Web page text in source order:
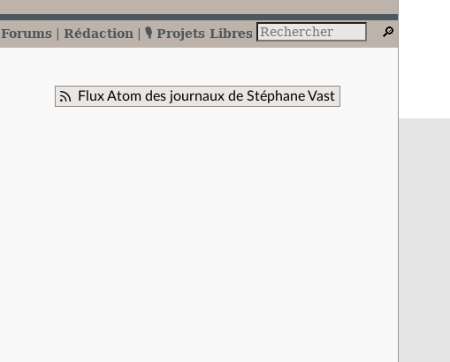
Forums Rédaction 🎙️ Projets Libres
Flux Atom des journaux de Stéphane Vast